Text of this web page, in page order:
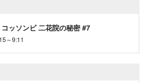
コッソンビ 二花院の秘密 #7
～9:11